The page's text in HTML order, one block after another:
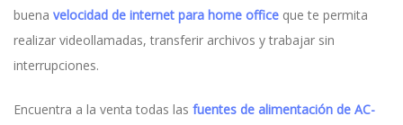
buena velocidad de internet para home office que te permita
realizar videollamadas, transferir archivos y trabajar sin
interrupciones.
Encuentra a la venta todas las fuentes de alimentación de AC-